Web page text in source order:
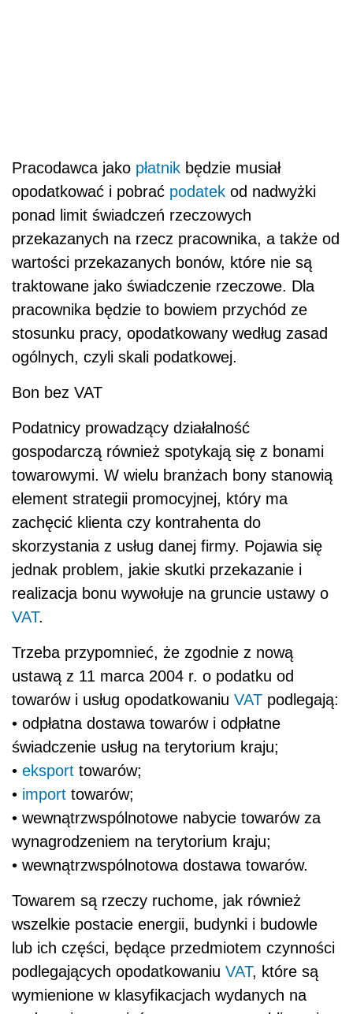
Pracodawca jako płatnik będzie musiał
opodatkować i pobrać podatek od nadwyżki
ponad limit świadczeń rzeczowych
przekazanych na rzecz pracownika, a także od
wartości przekazanych bonów, które nie są
traktowane jako świadczenie rzeczowe. Dla
pracownika będzie to bowiem przychód ze
stosunku pracy, opodatkowany według zasad
ogólnych, czyli skali podatkowej.
Bon bez VAT
Podatnicy prowadzący działalność
gospodarczą również spotykają się z bonami
towarowymi. W wielu branżach bony stanowią
element strategii promocyjnej, który ma
zachęcić klienta czy kontrahenta do
skorzystania z usług danej firmy. Pojawia się
jednak problem, jakie skutki przekazanie i
realizacja bonu wywołuje na gruncie ustawy o
VAT.
Trzeba przypomnieć, że zgodnie z nową
ustawą z 11 marca 2004 r. o podatku od
towarów i usług opodatkowaniu VAT podlegają:
• odpłatna dostawa towarów i odpłatne
świadczenie usług na terytorium kraju;
• eksport towarów;
• import towarów;
• wewnątrzwspólnotowe nabycie towarów za
wynagrodzeniem na terytorium kraju;
• wewnątrzwspólnotowa dostawa towarów.
Towarem są rzeczy ruchome, jak również
wszelkie postacie energii, budynki i budowle
lub ich części, będące przedmiotem czynności
podlegających opodatkowaniu VAT, które są
wymienione w klasyfikacjach wydanych na